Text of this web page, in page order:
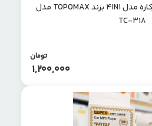
کابل شارژر برزنتی چهارکاره مدل 4IN1 برند TOPOMAX مدل
TC-318
1,200,000
تومان